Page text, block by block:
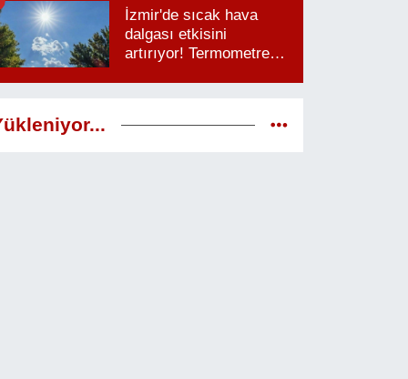
İzmir'de sıcak hava
dalgası etkisini
artırıyor! Termometreler